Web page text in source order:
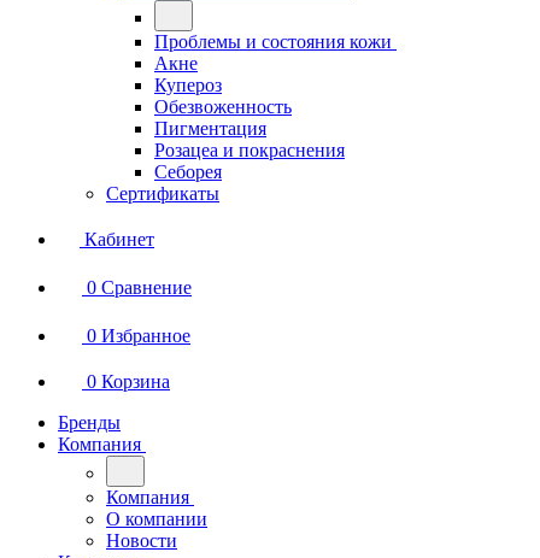
Проблемы и состояния кожи
Акне
Купероз
Обезвоженность
Пигментация
Розацеа и покраснения
Себорея
Сертификаты
Кабинет
0 Сравнение
0 Избранное
0 Корзина
Бренды
Компания
Компания
О компании
Новости